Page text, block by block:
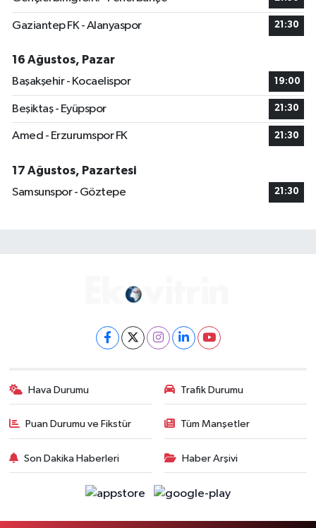
Gaziantep FK - Alanyaspor 21:30
16 Ağustos, Pazar
Başakşehir - Kocaelispor
19:00
Beşiktaş - Eyüpspor 21:30
Amed - Erzurumspor FK 21:30
17 Ağustos, Pazartesi
Samsunspor - Göztepe
21:30
Hava Durumu Trafik Durumu
Puan Durumu ve Fikstür Tüm Manşetler
Son Dakika Haberleri Haber Arşivi